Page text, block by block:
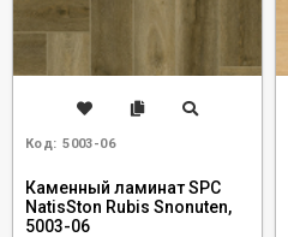
Код: 5003-06
Каменный ламинат SPC
NatisSton Rubis Snonuten,
5003-06